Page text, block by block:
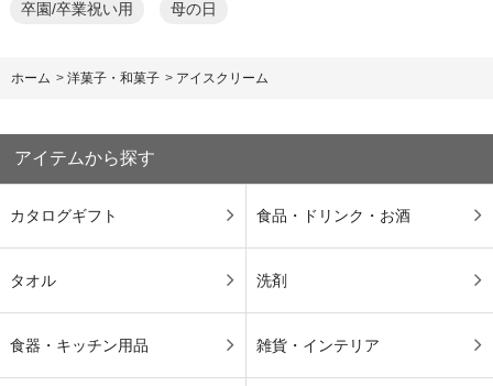
卒園/卒業祝い用 母の日
ホーム > 洋菓子・和菓子 > アイスクリーム
アイテムから探す
カタログギフト 食品・ドリンク・お酒
タオル 洗剤
食器・キッチン用品 雑貨・インテリア